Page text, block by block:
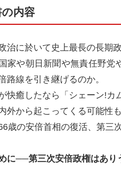
内容
治に於いて史上最長の長期
家や朝日新聞や無責任野
路線を引き継げるのか。
快癒したなら「シェーン!カ
外から起こってくる可能性も
歳の安倍首相の復活、第
に──第三次安倍政権はあり